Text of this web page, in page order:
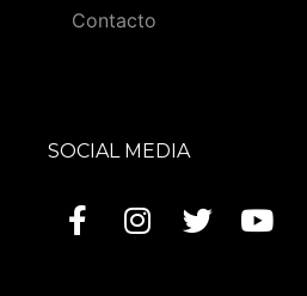
Contacto
SOCIAL MEDIA